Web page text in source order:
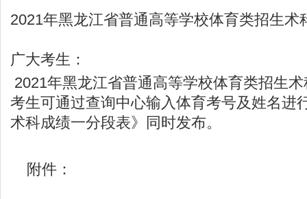
2021年黑龙江省普通高等学校体育类招生
广大考生：
2021年黑龙江省普通高等学校体育类招生
考生可通过查询中心输入体育考号及姓名进
术科成绩一分段表》同时发布。
附件：